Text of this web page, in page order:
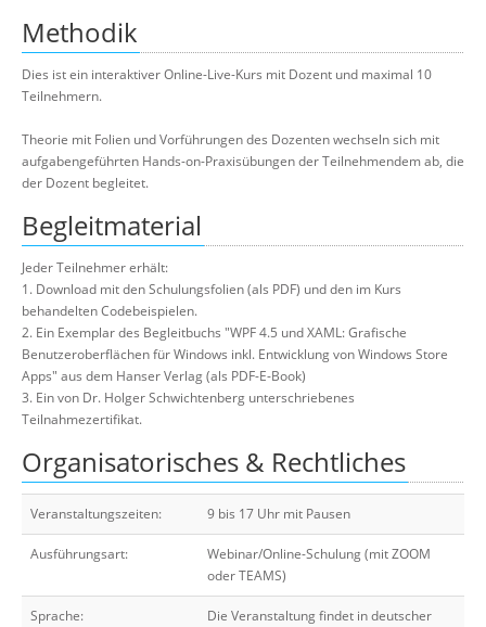
Methodik
Dies ist ein interaktiver Online-Live-Kurs mit Dozent und maximal 10
Teilnehmern.
Theorie mit Folien und Vorführungen des Dozenten wechseln sich mit
aufgabengeführten Hands-on-Praxisübungen der Teilnehmendem ab, die
der Dozent begleitet.
Begleitmaterial
Jeder Teilnehmer erhält:
1. Download mit den Schulungsfolien (als PDF) und den im Kurs
behandelten Codebeispielen.
2. Ein Exemplar des Begleitbuchs "WPF 4.5 und XAML: Grafische
Benutzeroberflächen für Windows inkl. Entwicklung von Windows Store
Apps" aus dem Hanser Verlag (als PDF-E-Book)
3. Ein von Dr. Holger Schwichtenberg unterschriebenes
Teilnahmezertifikat.
Organisatorisches & Rechtliches
Veranstaltungszeiten: 9 bis 17 Uhr mit Pausen
Ausführungsart:
Webinar/Online-Schulung (mit ZOOM
oder TEAMS)
Sprache:
Die Veranstaltung findet in deutscher